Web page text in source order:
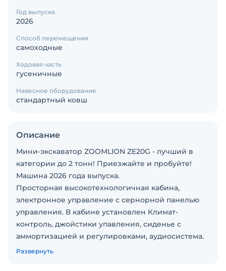
Год выпуска
2026
Способ перемещения
самоходные
Ходовая часть
гусеничные
Навесное оборудование
стандартный ковш
Описание
Мини-экскаватор ZOOMLION ZE20G - лучший в
категории до 2 тонн! Приезжайте и пробуйте!
Машина 2026 года выпуска.
Просторная высокотехнологичная кабина,
электронное управление с сернорной панелью
управления. В кабине установлен Климат-
контроль, джойстики упавления, сиденье с
аммортизацией и регулировками, аудиосистема.
Установлены и подключены дополнительные
Развернуть